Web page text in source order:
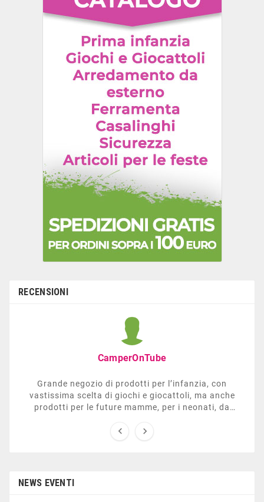
RECENSIONI
CamperOnTube
Grande negozio di prodotti per l’infanzia, con
vastissima scelta di giochi e giocattoli, ma anche
prodotti per le future mamme, per i neonati, da
sezione dedicata all’arredo giardino, giochi all’aperto,
 
NEWS EVENTI